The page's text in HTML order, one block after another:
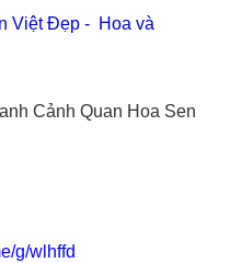
Việt Đẹp - Hoa và
Cảnh Quan Hoa Sen
g/wlhffd